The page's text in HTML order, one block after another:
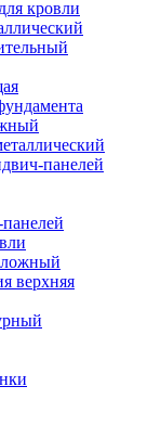
кровли
панелей
верхняя